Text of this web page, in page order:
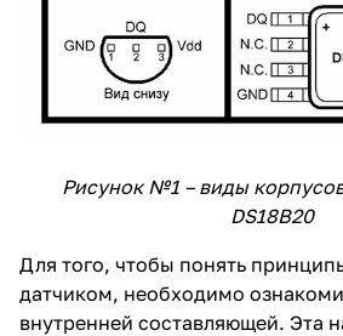
Рисунок №1 – виды
DS18B20
Для того, чтобы понять
датчиком, необходимо
внутренней составляющей. Эта